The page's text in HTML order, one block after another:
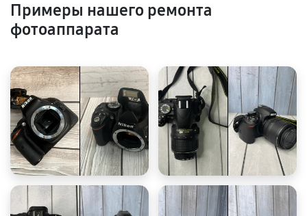
Примеры нашего ремонта
фотоаппарата